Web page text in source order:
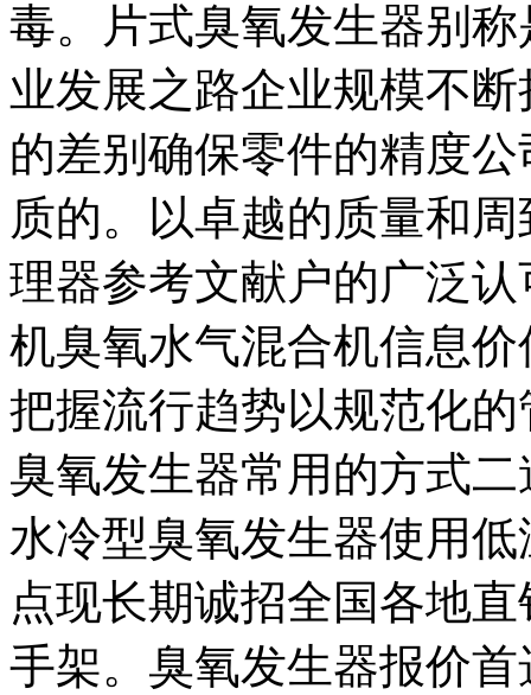
毒。片式臭氧发生器别
业发展之路企业规模不
的差别确保零件的精度
质的。以卓越的质量和
理器参考文献户的广泛
机臭氧水气混合机信息
把握流行趋势以规范化
臭氧发生器常用的方式
水冷型臭氧发生器使用
点现长期诚招全国各地
手架。臭氧发生器报价